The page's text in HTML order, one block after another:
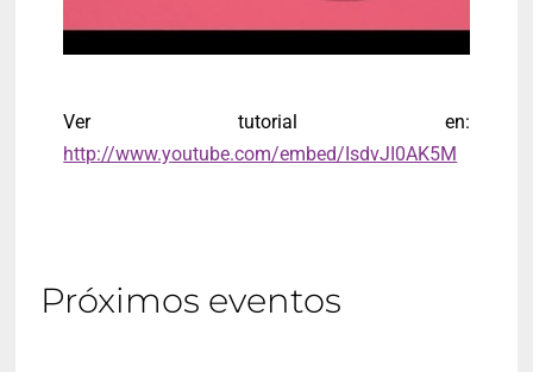
Ver tutorial en:
http://www.youtube.com/embed/IsdvJI0AK5M
Próximos eventos